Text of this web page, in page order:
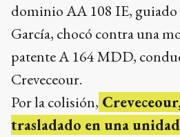
dominio AA 108 IE,
García, chocó contra una
patente A 164 MDD,
Creveceour.
Por la colisión,
trasladado en una